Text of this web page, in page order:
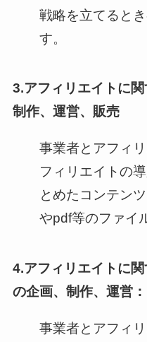
戦略を立てると
す。
3.アフィリエイトに関
制作、運営、販売
事業者とアフィ
フィリエイトの
とめたコンテン
やpdf等のファイ
4.アフィリエイトに
の企画、制作、運営：
事業者とアフィ